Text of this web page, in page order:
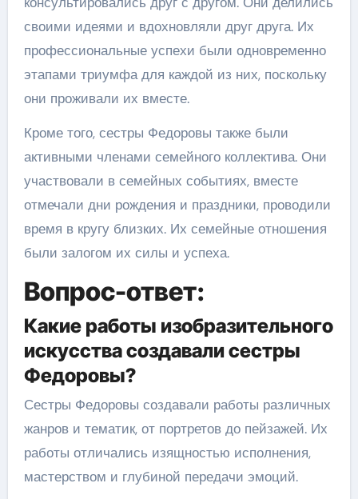
своими идеями и вдохновляли друг друга. Их
профессиональные успехи были одновременно
этапами триумфа для каждой из них, поскольку
они проживали их вместе.
Кроме того, сестры Федоровы также были
активными членами семейного коллектива. Они
участвовали в семейных событиях, вместе
отмечали дни рождения и праздники, проводили
время в кругу близких. Их семейные отношения
были залогом их силы и успеха.
Вопрос-ответ:
Какие работы изобразительного
искусства создавали сестры
Федоровы?
Сестры Федоровы создавали работы различных
жанров и тематик, от портретов до пейзажей. Их
работы отличались изящностью исполнения,
мастерством и глубиной передачи эмоций.